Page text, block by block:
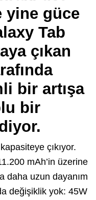
yine güce
Tab
çıkan
bir artışa
bir
çıkıyor.
mAh’in üzerine
daha uzun dayanım
değişiklik yok: 45W